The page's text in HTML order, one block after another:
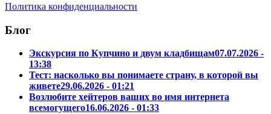
Политика конфиденциальности
Блог
Экскурсия по Купчино и двум кладбищам07.07.2026 -
13:38
Тест: насколько вы понимаете страну, в которой вы
живете29.06.2026 - 01:21
Возлюбите хейтеров ваших во имя интернета
всемогущего16.06.2026 - 01:33